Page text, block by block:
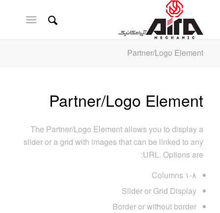
Partner/Logo Element
Partner/Logo Element
The Partner/Logo Element allows you to display a
slider or a grid with images that can be linked to any
URL. Options are:
۱-۸ Columns
Slider or Grid Display
Border or without border